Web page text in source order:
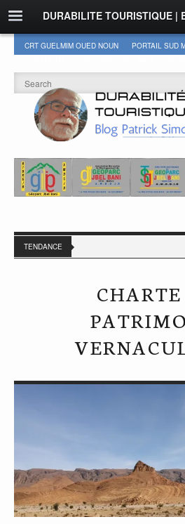
DURABILITE TOURISTIQUE
CRT GUELMIM OUED NOUN PORTAIL SUD
TENDANCE